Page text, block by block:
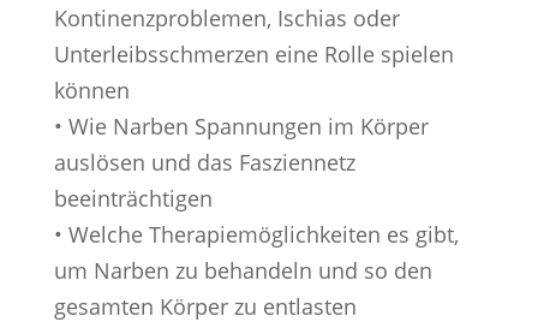
Kontinenzproblemen, Ischias oder
Unterleibsschmerzen eine Rolle spielen
können
• Wie Narben Spannungen im Körper
auslösen und das Fasziennetz
beeinträchtigen
• Welche Therapiemöglichkeiten es gibt,
um Narben zu behandeln und so den
gesamten Körper zu entlasten